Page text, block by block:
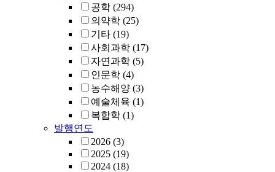
공학 (294)
의약학 (25)
기타 (19)
사회과학 (17)
자연과학 (5)
인문학 (4)
농수해양 (3)
예술체육 (1)
복합학 (1)
발행연도
2026 (3)
2025 (19)
2024 (18)